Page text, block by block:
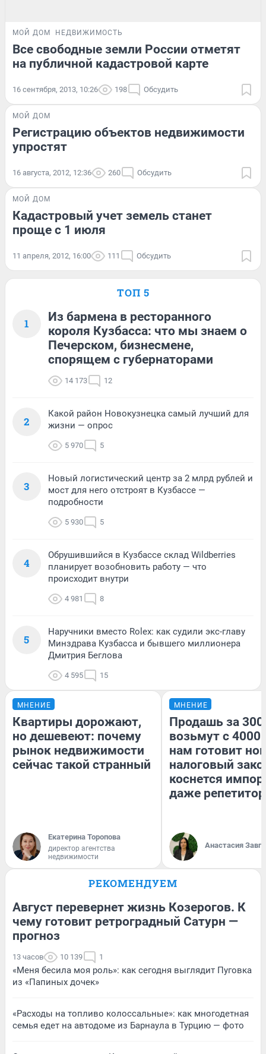
МОЙ ДОМ НЕДВИЖИМОСТЬ
Все свободные земли России отметят
на публичной кадастровой карте
16 сентября, 2013, 10:26 198 Обсудить
МОЙ ДОМ
Регистрацию объектов недвижимости
упростят
16 августа, 2012, 12:36 260 Обсудить
МОЙ ДОМ
Кадастровый учет земель станет
проще с 1 июля
11 апреля, 2012, 16:00 111 Обсудить
ТОП 5
1
Из бармена в ресторанного
короля Кузбасса: что мы знаем о
Печерском, бизнесмене,
спорящем с губернаторами
14 173 12
2
Какой район Новокузнецка самый лучший для
жизни — опрос
5 970 5
3
Новый логистический центр за 2 млрд рублей и
мост для него отстроят в Кузбассе —
подробности
5 930 5
4
Обрушившийся в Кузбассе склад Wildberries
планирует возобновить работу — что
происходит внутри
4 981 8
5
Наручники вместо Rolex: как судили экс-главу
Минздрава Кузбасса и бывшего миллионера
Дмитрия Беглова
4 595 15
МНЕНИЕ
Квартиры дорожают,
но дешевеют: почему
рынок недвижимости
сейчас такой странный
Екатерина Торопова
директор агентства
недвижимости
МНЕНИЕ
Продашь за
возьмут с
нам готовит
налоговый
коснется
даже
Анастасия
РЕКОМЕНДУЕМ
Август перевернет жизнь Козерогов. К
чему готовит ретроградный Сатурн —
прогноз
13 часов 10 139 1
«Меня бесила моя роль»: как сегодня выглядит Пуговка
из «Папиных дочек»
«Расходы на топливо колоссальные»: как многодетная
семья едет на автодоме из Барнаула в Турцию — фото